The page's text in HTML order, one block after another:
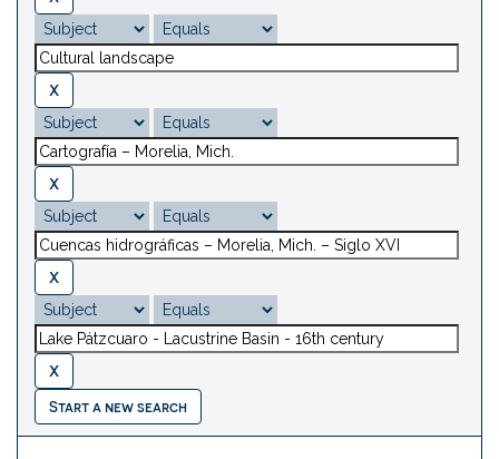
Start a new search